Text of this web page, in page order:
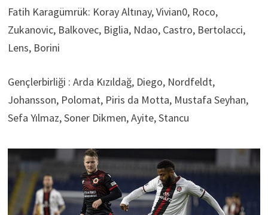
Fatih Karagümrük: Koray Altınay, Vivian0, Roco,
Zukanovic, Balkovec, Biglia, Ndao, Castro, Bertolacci,
Lens, Borini
Gençlerbirliği : Arda Kızıldağ, Diego, Nordfeldt,
Johansson, Polomat, Piris da Motta, Mustafa Seyhan,
Sefa Yılmaz, Soner Dikmen, Ayite, Stancu